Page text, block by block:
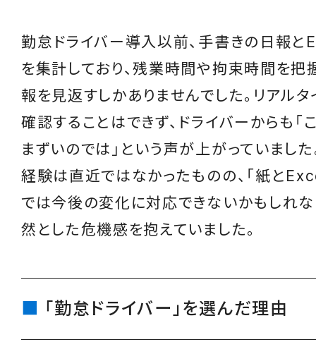
勤怠ドライバー導入以前、手書きの日報
を集計しており、残業時間や拘束時間を把
報を見返すしかありませんでした。リアル
確認することはできず、ドライバーからも「
まずいのでは」という声が上がっていまし
経験は直近ではなかったものの、「紙と
では今後の変化に対応できないかもしれな
然とした危機感を抱えていました。
「勤怠ドライバー」を選んだ理由